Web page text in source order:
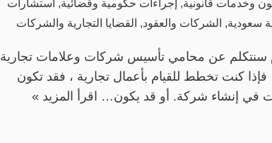
وخدمات قانونية, إجراءات حكومية وقضائية, استشارات
سعودية, الشركات والعقود, القضايا التجارية والشركات
سنتكلم عن محامي تأسيس شركات وعلامات تجارية
فإذا كنت تخطط للقيام بأعمال تجارية ، فقد تكون
في إنشاء شركة. أو قد يكون… اقرأ المزيد »